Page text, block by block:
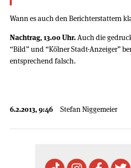
Wann es auch den Berichterstattern
Nachtrag, 13.00 Uhr.Auch die
“Bild” und “Kölner Stadt-Anzeiger”
entsprechend falsch.
6.2.2013, 9:46 Stefan Niggemeier